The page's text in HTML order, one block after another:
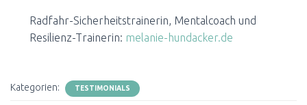
Radfahr-Sicherheitstrainerin, Mentalcoach und
Resilienz-Trainerin: melanie-hundacker.de
Kategorien: TESTIMONIALS